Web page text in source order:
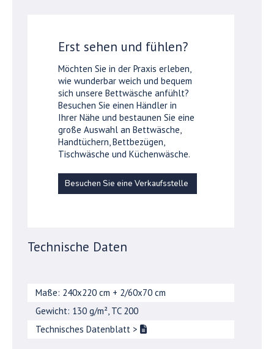
Erst sehen und fühlen?
Möchten Sie in der Praxis erleben,
wie wunderbar weich und bequem
sich unsere Bettwäsche anfühlt?
Besuchen Sie einen Händler in
Ihrer Nähe und bestaunen Sie eine
große Auswahl an Bettwäsche,
Handtüchern, Bettbezügen,
Tischwäsche und Küchenwäsche.
Besuchen Sie eine Verkaufsstelle
Technische Daten
Maße: 240x220 cm + 2/60x70 cm
Gewicht: 130 g/m², TC 200
Technisches Datenblatt >